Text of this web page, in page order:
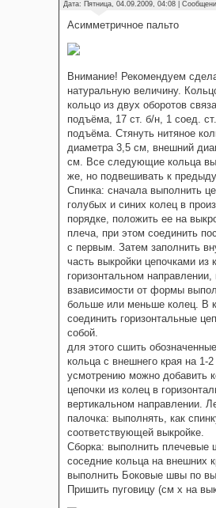
Дата: Пятница, 04.09.2009, 04:08 |
Асимметричное пальто
Внимание! Рекомендуем
натуральную величину.
кольцо из двух оборотов
подъёма, 17 ст. б/н, 1 соед.
подъёма. Стянуть нитяное
диаметра 3,5 см, внешний
см. Все следующие кольца
же, но подвешивать к
Спинка: сначала выполнить
голубых и синих колец в
порядке, положить ее на
плеча, при этом соединить
с первым. Затем заполнить
часть выкройки цепочками из
горизонтальном направлении,
взависимости от формы
больше или меньше колец. В
соединить горизонтальные
собой.
для этого сшить
кольца с внешнего края на 1-
усмотрению можно добавить
цепочки из колец в
вертикальном направлении.
палочка: выполнять, как
соответствующей выкройке.
Сборка: выполнить плечевые
соседние кольца на внешних
выполнить Боковые швы по
Пришить пуговицу (см х на